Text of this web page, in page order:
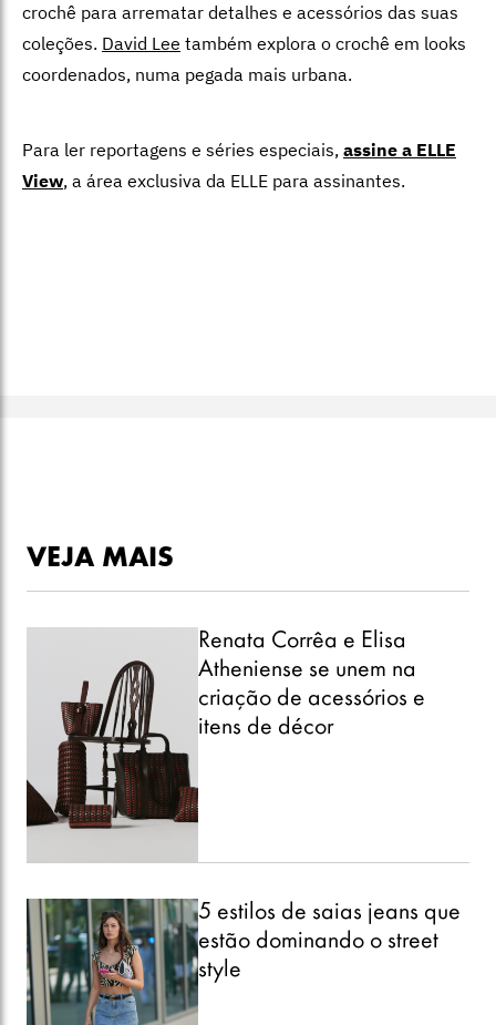
crochê para arrematar detalhes e acessórios das suas
coleções. David Lee também explora o crochê em looks
coordenados, numa pegada mais urbana.
Para ler reportagens e séries especiais, assine a ELLE
View, a área exclusiva da ELLE para assinantes.
VEJA MAIS
Renata Corrêa e Elisa
Atheniense se unem na
criação de acessórios e
itens de décor
5 estilos de saias jeans que
estão dominando o street
style